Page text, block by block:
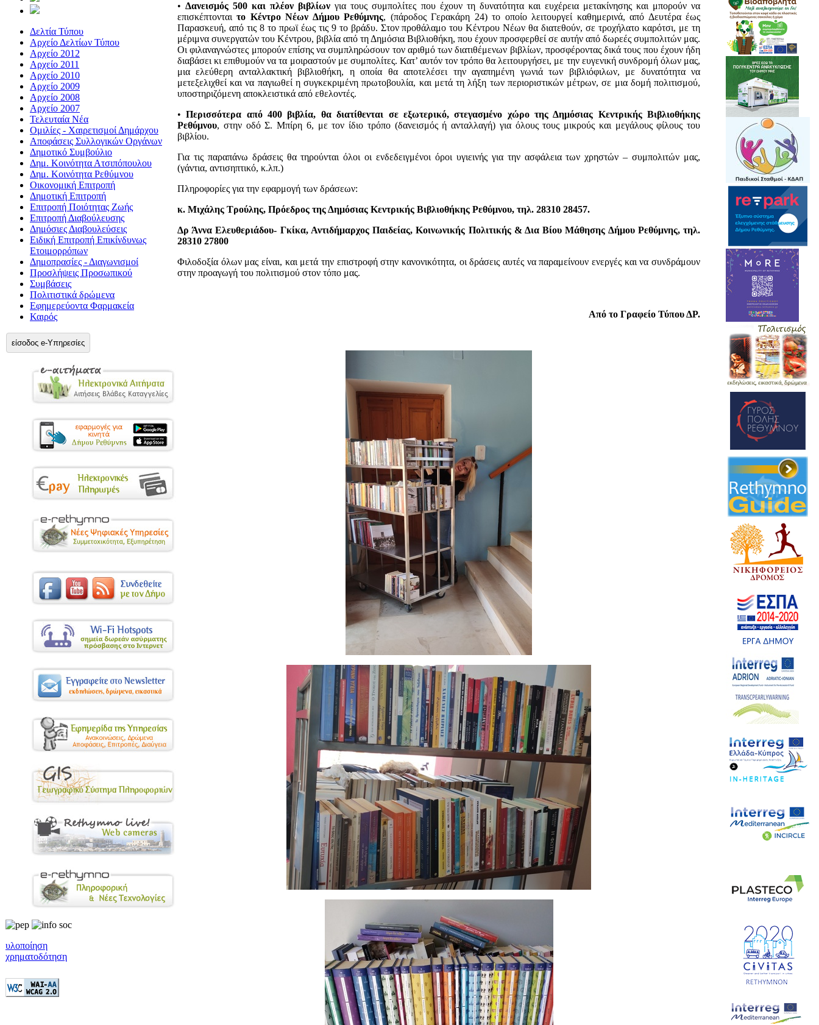
Δελτία Τύπου
Αρχείο Δελτίων Τύπου
Αρχείο 2012
Αρχείο 2011
Αρχείο 2010
Αρχείο 2009
Αρχείο 2008
Αρχείο 2007
Τελευταία Νέα
Ομιλίες - Χαιρετισμοί Δημάρχου
Αποφάσεις Συλλογικών Οργάνων
Δημοτικό Συμβούλιο
Δημ. Κοινότητα Ατσιπόπουλου
Δημ. Κοινότητα Ρεθύμνου
Οικονομική Επιτροπή
Δημοτική Επιτροπή
Επιτροπή Ποιότητας Ζωής
Επιτροπή Διαβούλευσης
Δημόσιες Διαβουλεύσεις
Ειδική Επιτροπή Επικίνδυνως
Ετοιμορρόπων
Δημοπρασίες - Διαγωνισμοί
Προσλήψεις Προσωπικού
Συμβάσεις
Πολιτιστικά δρώμενα
Εφημερεύοντα Φαρμακεία
Καιρός
είσοδος e-Υπηρεσίες
υλοποίηση
χρηματοδότηση
•Δανεισμός 500 και πλέον βιβλίων για τους συμπολίτες που έχουν τη δυνατότητα και ευχέρεια μετακίνησης και μπορούν να
επισκέπτονταιτο Κέντρο Νέων Δήμου Ρεθύμνης, (πάροδος Γερακάρη 24) το οποίο λειτουργεί καθημερινά, από Δευτέρα έως
Παρασκευή, από τις 8 το πρωϊ έως τις 9 το βράδυ. Στον προθάλαμο του Κέντρου Νέων θα διατεθούν, σε τροχήλατο καρότσι, με τη
μέριμνα συνεργατών του Κέντρου, βιβλία από τη Δημόσια Βιβλιοθήκη, που έχουν προσφερθεί σε αυτήν από δωρεές συμπολιτών μας.
Οι φιλαναγνώστες μπορούν επίσης να συμπληρώσουν τον αριθμό των διατιθέμενων βιβλίων, προσφέροντας δικά τους που έχουν ήδη
διαβάσει κι επιθυμούν να τα μοιραστούν με συμπολίτες. Κατ’ αυτόν τον τρόπο θα λειτουργήσει, με την ευγενική συνδρομή όλων μας,
μια ελεύθερη ανταλλακτική βιβλιοθήκη, η οποία θα αποτελέσει την αγαπημένη γωνιά των βιβλιόφιλων, με δυνατότητα να
μετεξελιχθεί και να παγιωθεί η συγκεκριμένη πρωτοβουλία, και μετά τη λήξη των περιοριστικών μέτρων, σε μια δομή πολιτισμού,
υποστηριζόμενη αποκλειστικά από εθελοντές.
•Περισσότερα από 400 βιβλία, θα διατίθενται σε εξωτερικό, στεγασμένο χώρο της Δημόσιας Κεντρικής Βιβλιοθήκης
Ρεθύμνου, στην οδό Σ. Μπίρη 6, με τον ίδιο τρόπο (δανεισμός ή ανταλλαγή) για όλους τους μικρούς και μεγάλους φίλους του
βιβλίου.
Για τις παραπάνω δράσεις θα τηρούνται όλοι οι ενδεδειγμένοι όροι υγιεινής για την ασφάλεια των χρηστών – συμπολιτών μας,
(γάντια, αντισηπτικό, κ.λπ.)
Πληροφορίες για την εφαρμογή των δράσεων:
κ. Μιχάλης Τρούλης, Πρόεδρος της Δημόσιας Κεντρικής Βιβλιοθήκης Ρεθύμνου, τηλ. 28310 28457.
Δρ Άννα Ελευθεριάδου- Γκίκα, Αντιδήμαρχος Παιδείας, Κοινωνικής Πολιτικής & Δια Βίου Μάθησης Δήμου Ρεθύμνης, τηλ.
28310 27800
Φιλοδοξία όλων μας είναι, και μετά την επιστροφή στην κανονικότητα, οι δράσεις αυτές να παραμείνουν ενεργές και να συνδράμουν
στην προαγωγή του πολιτισμού στον τόπο μας.
Από το Γραφείο Τύπου ΔΡ.